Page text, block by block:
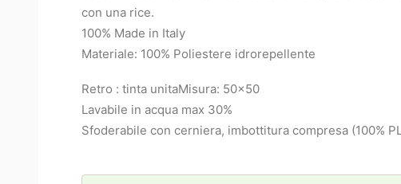
con una rice.
100% Made in Italy
Materiale: 100% Poliestere idrorepellente
Retro : tinta unitaMisura: 50×50
Lavabile in acqua max 30%
Sfoderabile con cerniera, imbottitura compresa (100%